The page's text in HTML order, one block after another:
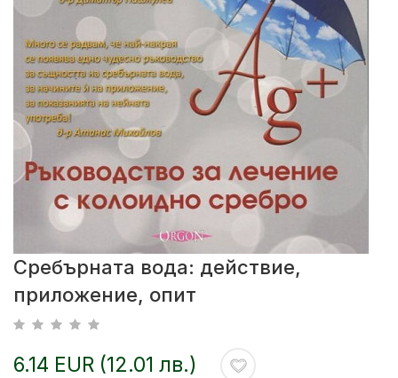
Сребърната вода: действие,
приложение, опит
6.14 EUR (12.01 лв.)